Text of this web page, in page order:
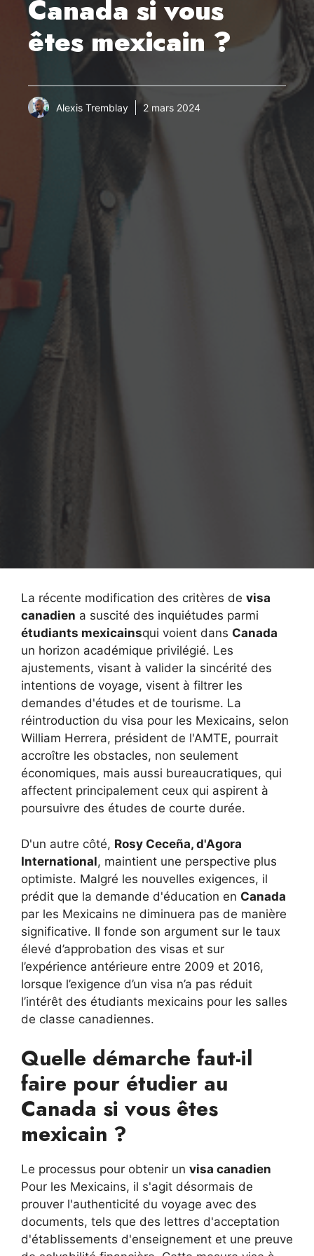
Canada si vous
êtes mexicain ?
Alexis Tremblay 2 mars 2024
La récente modification des critères de visa
canadien a suscité des inquiétudes parmi
étudiants mexicainsqui voient dans Canada
un horizon académique privilégié. Les
ajustements, visant à valider la sincérité des
intentions de voyage, visent à filtrer les
demandes d'études et de tourisme. La
réintroduction du visa pour les Mexicains, selon
William Herrera, président de l'AMTE, pourrait
accroître les obstacles, non seulement
économiques, mais aussi bureaucratiques, qui
affectent principalement ceux qui aspirent à
poursuivre des études de courte durée.
D'un autre côté, Rosy Ceceña, d'Agora
International, maintient une perspective plus
optimiste. Malgré les nouvelles exigences, il
prédit que la demande d'éducation en Canada
par les Mexicains ne diminuera pas de manière
significative. Il fonde son argument sur le taux
élevé d’approbation des visas et sur
l’expérience antérieure entre 2009 et 2016,
lorsque l’exigence d’un visa n’a pas réduit
l’intérêt des étudiants mexicains pour les salles
de classe canadiennes.
Quelle démarche faut-il
faire pour étudier au
Canada si vous êtes
mexicain ?
Le processus pour obtenir un visa canadien
Pour les Mexicains, il s'agit désormais de
prouver l'authenticité du voyage avec des
documents, tels que des lettres d'acceptation
d'établissements d'enseignement et une preuve